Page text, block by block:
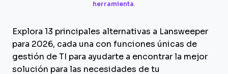
herramienta.
Explora 13 principales alternativas a Lansweeper
para 2026, cada una con funciones únicas de
gestión de TI para ayudarte a encontrar la mejor
solución para las necesidades de tu